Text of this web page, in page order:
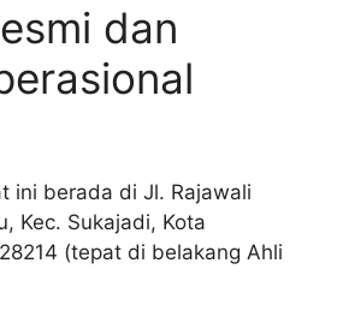
dan
ini berada di Jl. Rajawali
Kec. Sukajadi, Kota
(tepat di belakang Ahli